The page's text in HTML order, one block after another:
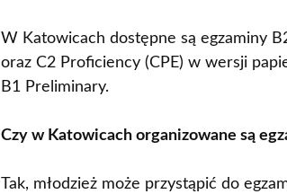
W Katowicach dostępne są egzaminy
oraz C2 Proficiency (CPE) w wersji
B1 Preliminary.
Czy w Katowicach organizowane są
Tak, młodzież może przystąpić do